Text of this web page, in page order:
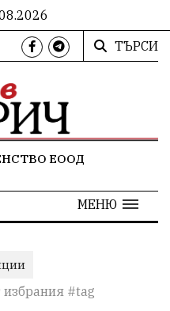
ТЪРСИ
ЕООД
МЕНЮ
избрания #tag